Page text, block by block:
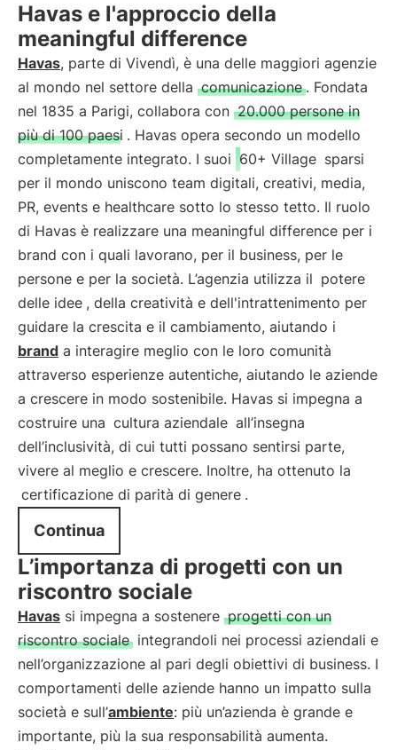
Havas e l'approccio della
meaningful difference
Havas, parte di Vivendì, è una delle maggiori agenzie
al mondo nel settore della comunicazione . Fondata
nel 1835 a Parigi, collabora con 20.000 persone in
più di 100 paesi . Havas opera secondo un modello
completamente integrato. I suoi 60+ Village sparsi
per il mondo uniscono team digitali, creativi, media,
PR, events e healthcare sotto lo stesso tetto. Il ruolo
di Havas è realizzare una meaningful difference per i
brand con i quali lavorano, per il business, per le
persone e per la società. L’agenzia utilizza il potere
delle idee , della creatività e dell'intrattenimento per
guidare la crescita e il cambiamento, aiutando i
brand a interagire meglio con le loro comunità
attraverso esperienze autentiche, aiutando le aziende
a crescere in modo sostenibile. Havas si impegna a
costruire una cultura aziendale all’insegna
dell’inclusività, di cui tutti possano sentirsi parte,
vivere al meglio e crescere. Inoltre, ha ottenuto la
certificazione di parità di genere .
Continua
L’importanza di progetti con un
riscontro sociale
Havas si impegna a sostenere progetti con un
riscontro sociale integrandoli nei processi aziendali e
nell’organizzazione al pari degli obiettivi di business. I
comportamenti delle aziende hanno un impatto sulla
società e sull’ambiente: più un’azienda è grande e
importante, più la sua responsabilità aumenta.